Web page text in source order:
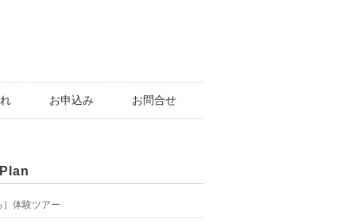
お申込み お問合せ
］体験ツアー